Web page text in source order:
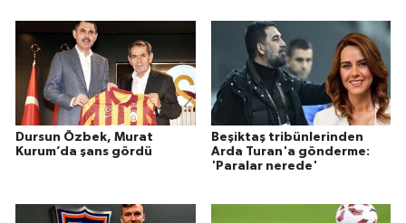
Dursun Özbek, Murat
Kurum’da şans gördü
Beşiktaş tribünlerinden
Arda Turan'a gönderme:
'Paralar nerede'